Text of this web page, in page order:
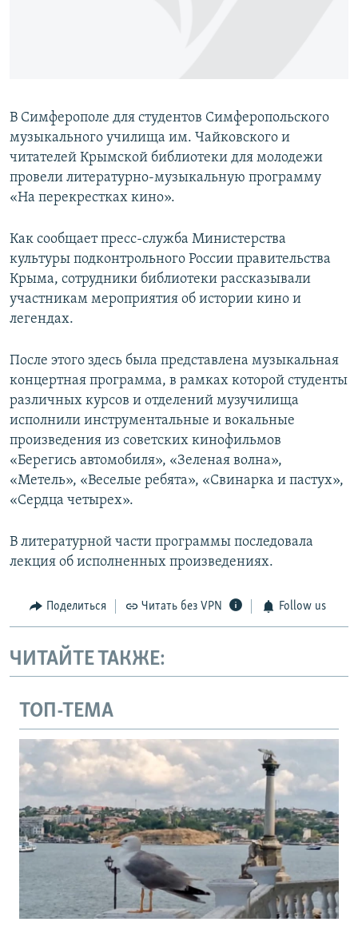
Все сайты RFE/RL
В Симферополе для студентов Симферопольского
музыкального училища им. Чайковского и
читателей Крымской библиотеки для молодежи
провели литературно-музыкальную программу
«На перекрестках кино».
Как сообщает пресс-служба Министерства
культуры подконтрольного России правительства
Крыма, сотрудники библиотеки рассказывали
участникам мероприятия об истории кино и
легендах.
После этого здесь была представлена музыкальная
концертная программа, в рамках которой студенты
различных курсов и отделений музучилища
исполнили инструментальные и вокальные
произведения из советских кинофильмов
«Берегись автомобиля», «Зеленая волна»,
«Метель», «Веселые ребята», «Свинарка и пастух»,
«Сердца четырех».
В литературной части программы последовала
лекция об исполненных произведениях.
Поделиться Читать без VPN Follow us
ЧИТАЙТЕ ТАКЖЕ:
ТОП-ТЕМА